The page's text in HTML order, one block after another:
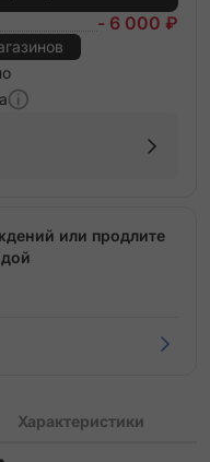
- 6 000 ₽
или продлите
Характеристики